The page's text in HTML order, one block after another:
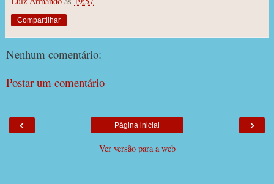
Compartilhar
Nenhum comentário:
Postar um comentário
‹ ›
Página inicial
Ver versão para a web